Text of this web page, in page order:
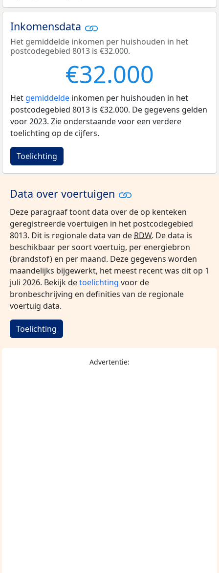
Inkomensdata
Het gemiddelde inkomen per huishouden in het
postcodegebied 8013 is €32.000.
€32.000
Het gemiddelde inkomen per huishouden in het
postcodegebied 8013 is €32.000. De gegevens gelden
voor 2023. Zie onderstaande voor een verdere
toelichting op de cijfers.
Toelichting
Data over voertuigen
Deze paragraaf toont data over de op kenteken
geregistreerde voertuigen in het postcodegebied
8013. Dit is regionale data van de RDW. De data is
beschikbaar per soort voertuig, per energiebron
(brandstof) en per maand. Deze gegevens worden
maandelijks bijgewerkt, het meest recent was dit op 1
juli 2026. Bekijk detoelichting voor de
bronbeschrijving en definities van de regionale
voertuig data.
Toelichting
Advertentie: